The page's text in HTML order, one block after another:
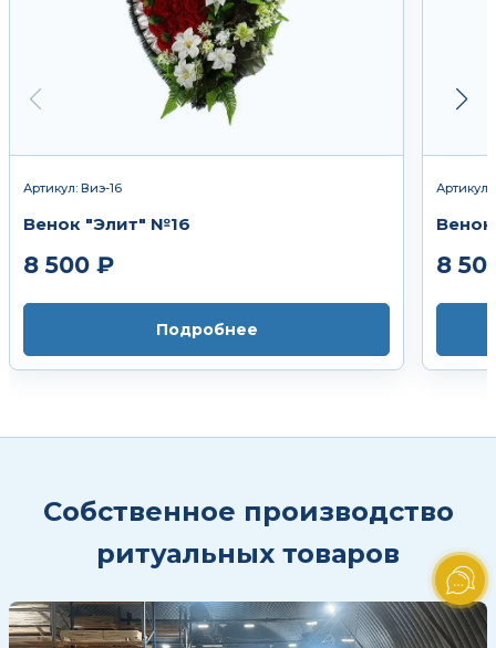
Артикул: Виэ-16
Венок "Элит" №16
8 500 ₽
Подробнее
8
Собственное производство
ритуальных товаров